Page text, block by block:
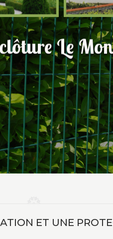
Le
ET UNE